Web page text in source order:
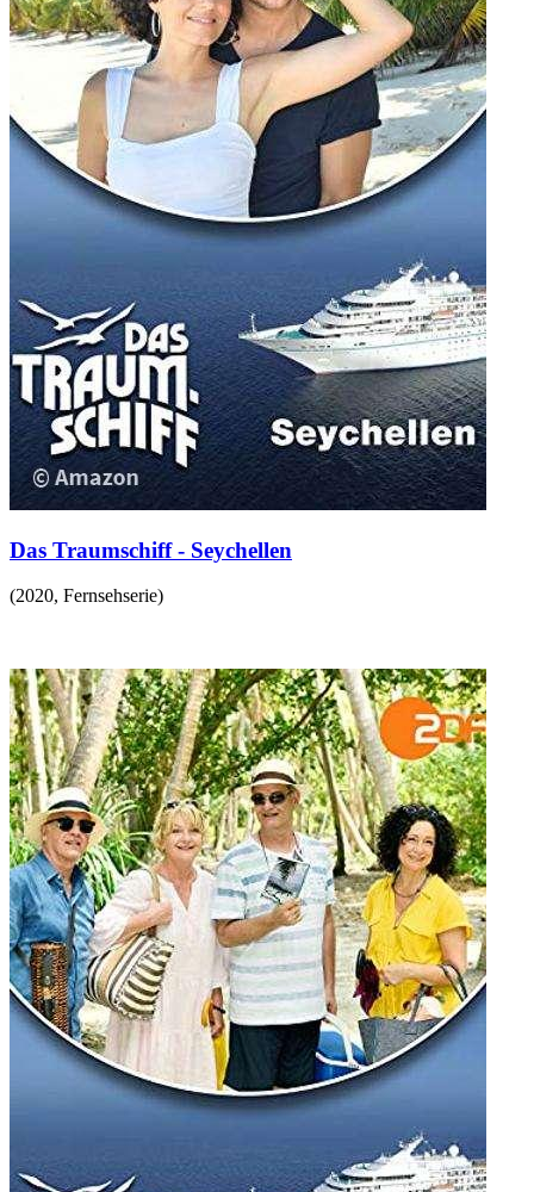
Das Traumschiff - Seychellen
(2020, Fernsehserie)